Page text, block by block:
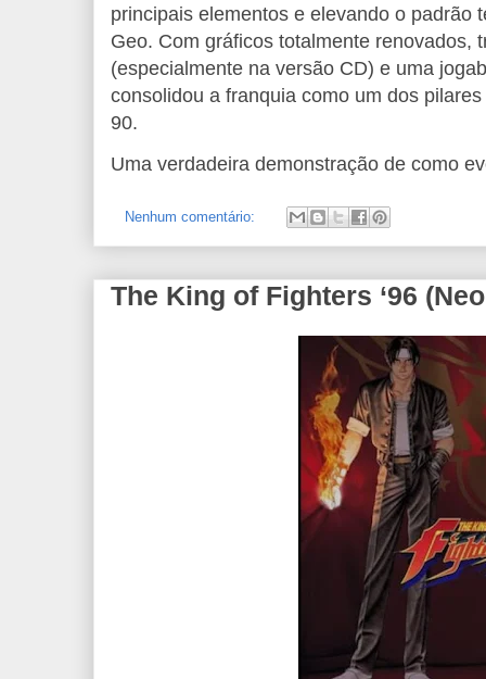
principais elementos e elevando o padrão
Geo. Com gráficos totalmente renovados,
(especialmente na versão CD) e uma
consolidou a franquia como um dos
90.
Uma verdadeira demonstração de como
Nenhum comentário:
The King of Fighters ‘96